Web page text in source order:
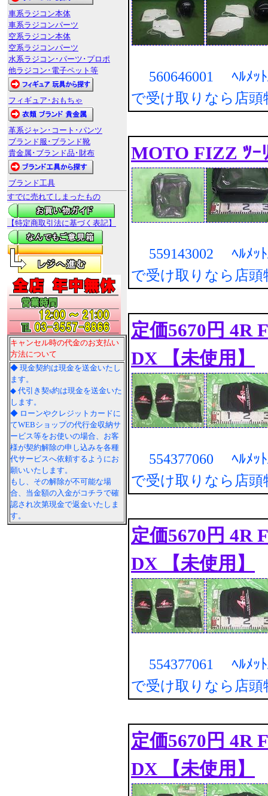
車系ラジコン本体
車系ラジコンパーツ
空系ラジコン本体
空系ラジコンパーツ
水系ラジコン･パーツ･プロポ
他ラジコン･電子ペット等
フィギュア･おもちゃ
革系ジャン･コート･パンツ
ブランド服･ブランド靴
貴金属･ブランド品･財布
ブランド工具
すでに売れてしまったもの
【特定商取引法に基づく表記】
キャンセル時の代金のお支払い
方法について
◆ 現金契約は現金を送金いたし
ます。
◆ 代引き契s約は現金を送金いた
します。
◆ ローンやクレジットカードに
てWEBショップの代行金収納サ
ービス等をお使いの場合、お客
様が契約解除の申し込みを各種
代サービスへ依頼するようにお
願いいたします。
もし、その解除が不可能な場
合、当金額の入金がコチラで確
認され次第現金で返金いたしま
す。
560646001 ﾍﾙﾒｯﾄ
で受け取りなら店頭
MOTO FIZZ ﾂｰ
559143002 ﾍﾙﾒｯﾄ
で受け取りなら店頭
定価5670円 4R
DX 【未使用】
554377060 ﾍﾙﾒｯﾄ
で受け取りなら店頭
定価5670円 4R
DX 【未使用】
554377061 ﾍﾙﾒｯﾄ
で受け取りなら店頭
定価5670円 4R
DX 【未使用】